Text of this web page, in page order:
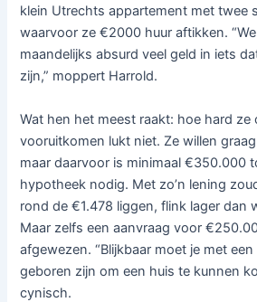
klein Utrechts appartement met twee
waarvoor ze €2000 huur aftikken.
maandelijks absurd veel geld in iets
zijn,” moppert Harrold.
Wat hen het meest raakt: hoe hard ze
vooruitkomen lukt niet. Ze willen
maar daarvoor is minimaal €350.000
hypotheek nodig. Met zo’n lening
rond de €1.478 liggen, flink lager dan
Maar zelfs een aanvraag voor
afgewezen. “Blijkbaar moet je met
geboren zijn om een huis te kunnen
cynisch.